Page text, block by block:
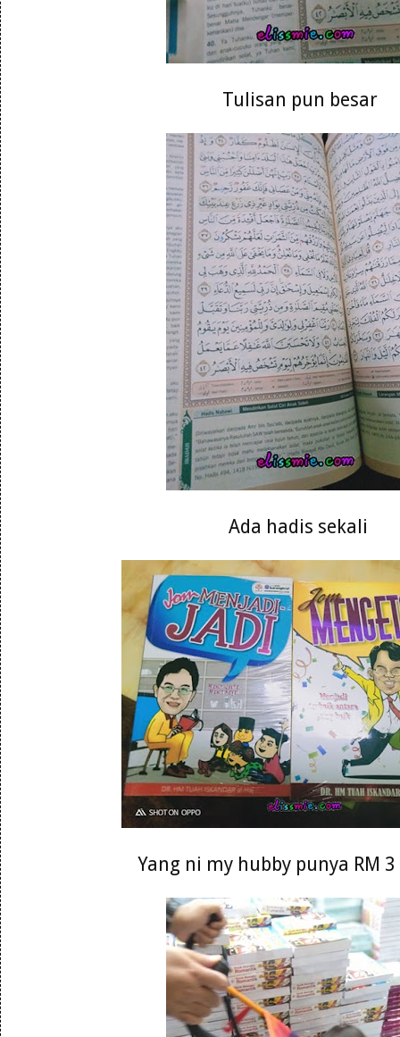
Tulisan pun besar
Ada hadis sekali
Yang ni my hubby punya RM